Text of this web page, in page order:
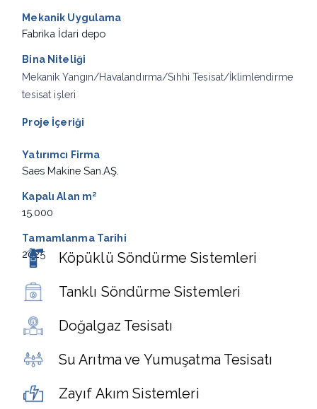
Mekanik Uygulama
Fabrika İdari depo
Bina Niteliği
Mekanik Yangın/Havalandırma/Sıhhi Tesisat/İklimlendirme
tesisat işleri
Proje İçeriği
Yatırımcı Firma
Saes Makine San.AŞ.
Kapalı Alan m²
15.000
Tamamlanma Tarihi
2025 Köpüklü Söndürme Sistemleri
Tanklı Söndürme Sistemleri
Doğalgaz Tesisatı
Su Arıtma ve Yumuşatma Tesisatı
Zayıf Akım Sistemleri